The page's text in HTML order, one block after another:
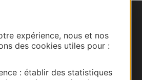
expérience, nous et nos
des cookies utiles pour :
: établir des statistiques